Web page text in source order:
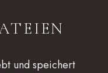
und speichert